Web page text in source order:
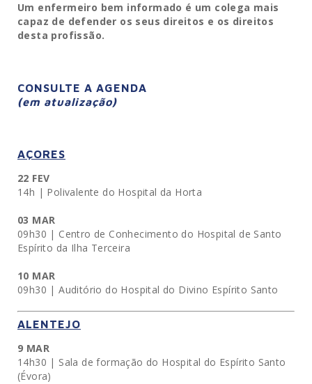
Um enfermeiro bem informado é um colega mais
capaz de defender os seus direitos e os direitos
desta profissão.
CONSULTE A AGENDA
(em atualização)
AÇORES
22 FEV
14h | Polivalente do Hospital da Horta
03 MAR
09h30 | Centro de Conhecimento do Hospital de Santo
Espírito da Ilha Terceira
10 MAR
09h30 | Auditório do Hospital do Divino Espírito Santo
ALENTEJO
9 MAR
14h30 | Sala de formação do Hospital do Espírito Santo
(Évora)